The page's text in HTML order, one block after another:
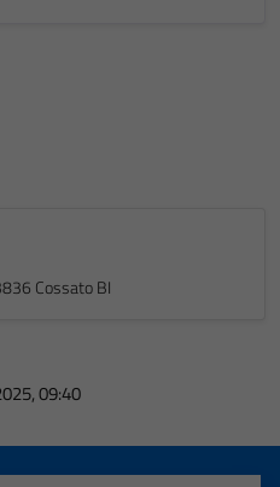
Cossato BI
09:40